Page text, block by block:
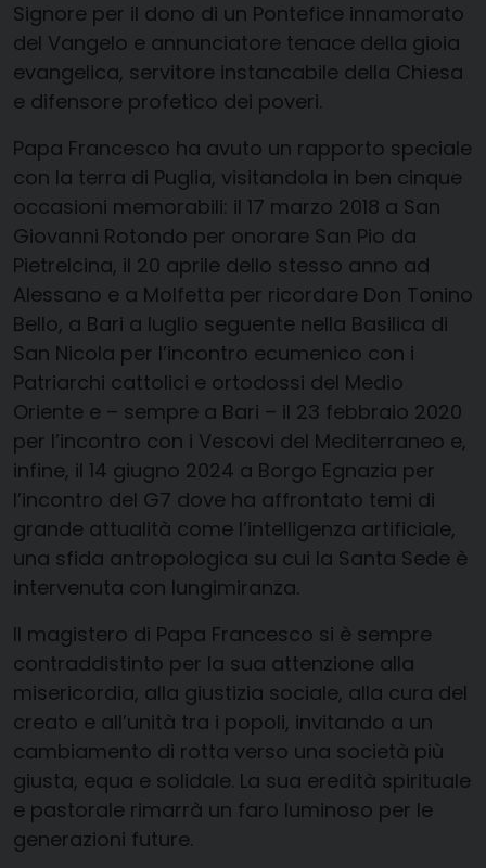
Signore per il dono di un Pontefice innamorato
del Vangelo e annunciatore tenace della gioia
evangelica, servitore instancabile della Chiesa
e difensore profetico dei poveri.
Papa Francesco ha avuto un rapporto speciale
con la terra di Puglia, visitandola in ben cinque
occasioni memorabili: il 17 marzo 2018 a San
Giovanni Rotondo per onorare San Pio da
Pietrelcina, il 20 aprile dello stesso anno ad
Alessano e a Molfetta per ricordare Don Tonino
Bello, a Bari a luglio seguente nella Basilica di
San Nicola per l’incontro ecumenico con i
Patriarchi cattolici e ortodossi del Medio
Oriente e – sempre a Bari – il 23 febbraio 2020
per l’incontro con i Vescovi del Mediterraneo e,
infine, il 14 giugno 2024 a Borgo Egnazia per
l’incontro del G7 dove ha affrontato temi di
grande attualità come l’intelligenza artificiale,
una sfida antropologica su cui la Santa Sede è
intervenuta con lungimiranza.
Il magistero di Papa Francesco si è sempre
contraddistinto per la sua attenzione alla
misericordia, alla giustizia sociale, alla cura del
creato e all’unità tra i popoli, invitando a un
cambiamento di rotta verso una società più
giusta, equa e solidale. La sua eredità spirituale
e pastorale rimarrà un faro luminoso per le
generazioni future.